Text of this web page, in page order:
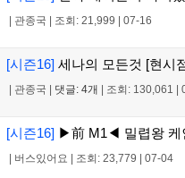
관종국 조회: 21,999 07-16
[시즌16] 세나의 모든것 [현시
관종국 댓글: 4개 조회: 130,061
[시즌16] ▶前 M1◀ 밀렵왕 케
버스있어요 조회: 23,779 07-04